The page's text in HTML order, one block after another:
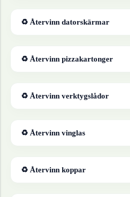
♻ Återvinn datorskärmar
♻ Återvinn pizzakartonger
♻ Återvinn verktygslådor
♻ Återvinn vinglas
♻ Återvinn koppar